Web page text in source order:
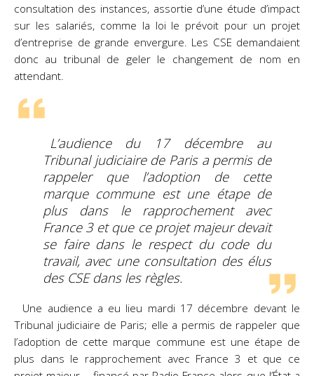
consultation des instances, assortie d’une étude d’impact
sur les salariés, comme la loi le prévoit pour un projet
d’entreprise de grande envergure. Les CSE demandaient
donc au tribunal de geler le changement de nom en
attendant.
L’audience du 17 décembre au
Tribunal judiciaire de Paris a permis de
rappeler que l’adoption de cette
marque commune est une étape de
plus dans le rapprochement avec
France 3 et que ce projet majeur devait
se faire dans le respect du code du
travail, avec une consultation des élus
des CSE dans les règles.
Une audience a eu lieu mardi 17 décembre devant le
Tribunal judiciaire de Paris; elle a permis de rappeler que
l’adoption de cette marque commune est une étape de
plus dans le rapprochement avec France 3 et que ce